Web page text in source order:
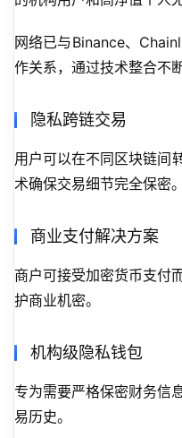
网络已与Binance、
作关系，通过技术整合不
隐私跨链交易
用户可以在不同区块链间
术确保交易细节完全保密。
商业支付解决方案
商户可接受加密货币支付
护商业机密。
机构级隐私钱包
专为需要严格保密财务信
易历史。